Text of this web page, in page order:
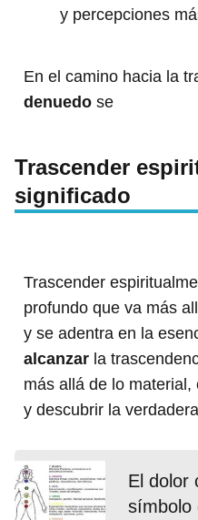
y percepciones
En el camino hacia la
denuedo se
Trascender
significado
Trascender
profundo que va más
y se adentra en la
alcanzar la
más allá de lo
y descubrir la
El dolor
símbolo